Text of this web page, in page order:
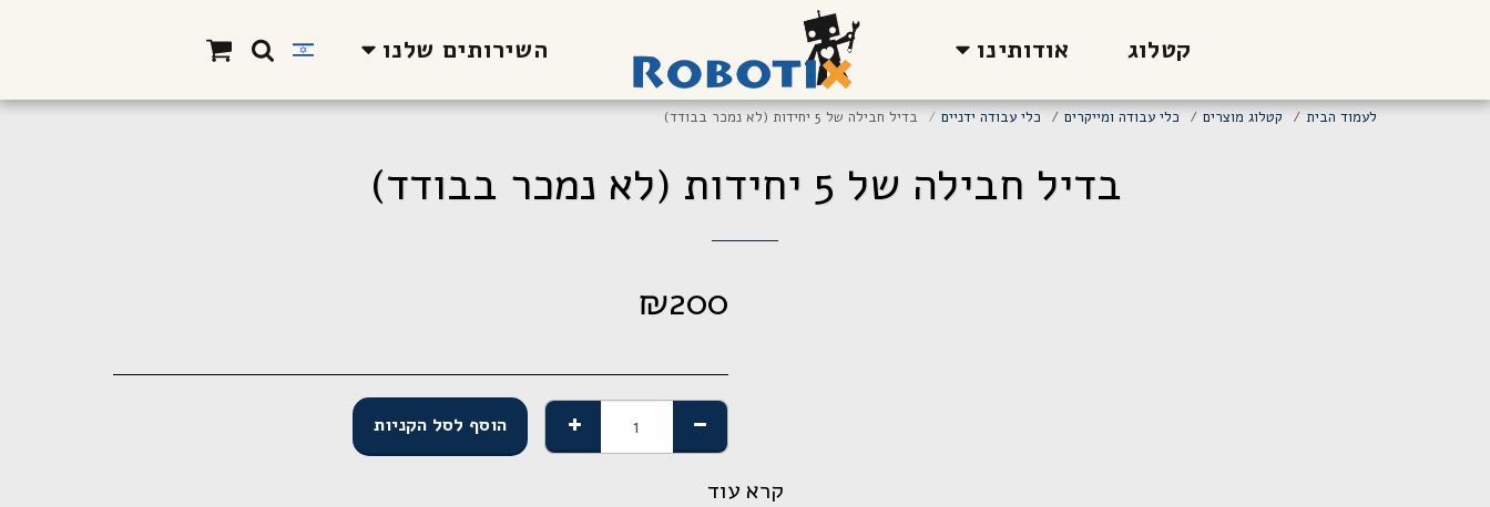
קטלוג אודותינו השירותים שלנו
לעמוד הבית קטלוג מוצרים כלי עבודה ומייקרים כלי עבודה ידניים בדיל חבילה של 5 יחידות (לא נמכר בבודד)
בדיל חבילה של 5 יחידות (לא נמכר בבודד)
₪200
הוסף לסל הקניות
קרא עוד